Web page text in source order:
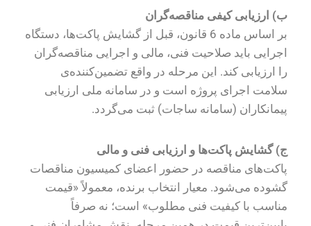
ب) ارزیابی کیفی مناقصه‌گران
بر اساس ماده 6 قانون، قبل از گشایش پاکت‌ها، دستگاه
اجرایی باید صلاحیت فنی، مالی و اجرایی مناقصه‌گران
را ارزیابی کند. این مرحله در واقع تضمین‌کننده‌ی
سلامت اجرای پروژه است و در سامانه ملی ارزیابی
پیمانکاران (سامانه ساجات) ثبت می‌گردد.
ج) گشایش پاکت‌ها و ارزیابی فنی و مالی
پاکت‌های مناقصه در حضور اعضای کمیسیون مناقصات
گشوده می‌شود. معیار انتخاب برنده، معمولاً «قیمت
مناسب با کیفیت فنی مطلوب» است؛ نه صرفاً